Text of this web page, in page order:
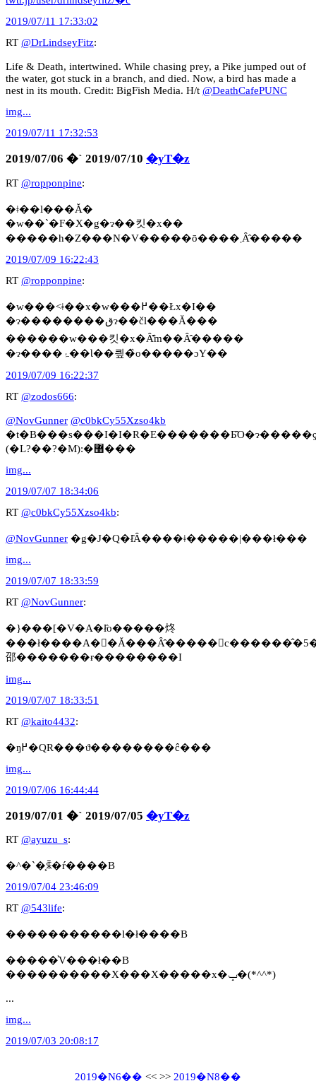
2019/07/11 17:33:02
RT @DrLindseyFitz:
Life & Death, intertwined. While chasing prey, a Pike jumped out of
the water, got stuck in a branch, and died. Now, a bird has made a
nest in its mouth. Credit: BigFish Media. H/t @DeathCafePUNC
img...
2019/07/11 17:32:53
2019/07/06 �` 2019/07/10 �yT�z
RT @ropponpine:
�ǂ��l���Ă�
�w��`�F�X�g�ɂ��킷�x��
�����h�Z���N�V�����ō����܂Ȃ̂�����
2019/07/09 16:22:43
RT @ropponpine:
�w���˂ǂ��x�w���߂��Łx�I��
�ɂ��������قɂ��čl���Ă���
������w���킷�x�Ȃ̂͊m��Ȃ̂�����
�ɂ����ۂ��Ɩ��킢�̏o�����ɔY��
2019/07/09 16:22:37
RT @zodos666:
@NovGunner @c0bkCy55Xzso4kb
(�L?��?�M):�޸���
img...
2019/07/07 18:34:06
RT @c0bkCy55Xzso4kb:
@NovGunner �g�J�Q�ł͂Ȃ����ǂ�����|���ł���
img...
2019/07/07 18:33:59
RT @NovGunner:
�}���[�V�A�ł̏o�����炵
邵�������ɍ��������I
img...
2019/07/07 18:33:51
RT @kaito4432:
�ŋ߂�QR���ϑ��������ĉ���
img...
2019/07/06 16:44:44
2019/07/01 �` 2019/07/05 �yT�z
RT @ayuzu_s:
�^�`�͕ꐫ�ŕ����B
2019/07/04 23:46:09
RT @543life:
�����������l�ł����B
�����͐V���ł��B
����������X���X�����x�ݒ�(*^^*)
...
img...
2019/07/03 20:08:17
2019�N6�� << >> 2019�N8��